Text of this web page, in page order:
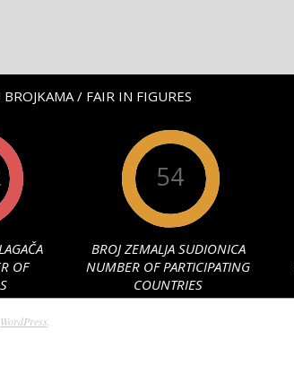
BROJKAMA / FAIR IN FIGURES
OF
54
BROJ ZEMALJA SUDIONICA
NUMBER OF PARTICIPATING
COUNTRIES
WordPress.